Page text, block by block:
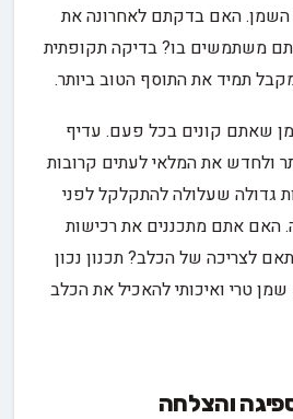
השמן. האם בדקתם לאחרונה את
משתמשים בו? בדיקה תקופתית
תמיד את התוסף הטוב ביותר.
שאתם קונים בכל פעם. עדיף
ולחדש את המלאי לעתים קרובות
גדולה שעלולה להתקלקל לפני
אתם מתכננים את רכישות
לצריכה של הכלב? תכנון נכון
טרי ואיכותי להאכיל את הכלב
והצלחה